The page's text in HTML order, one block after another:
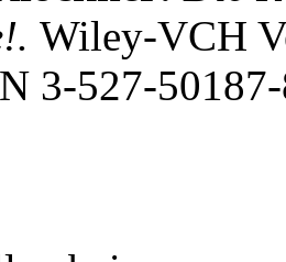
Wiley-VCH
3-527-